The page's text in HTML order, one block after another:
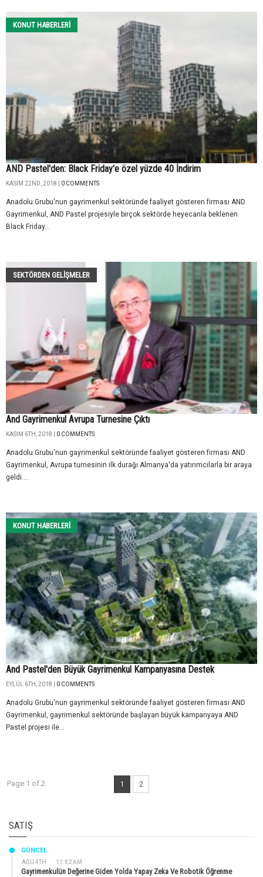
KONUT HABERLERI
AND Pastel'den: Black Friday'e özel yüzde 40 İndirim
KASIM 22ND, 2018 | 0 COMMENTS
Anadolu Grubu'nun gayrimenkul sektöründe faaliyet gösteren firması AND
Gayrimenkul, AND Pastel projesiyle birçok sektörde heyecanla beklenen
Black Friday...
SEKTÖRDEN GELIŞMELER
And Gayrimenkul Avrupa Turnesine Çıktı
KASIM 6TH, 2018 | 0 COMMENTS
Anadolu Grubu'nun gayrimenkul sektöründe faaliyet gösteren firması AND
Gayrimenkul, Avrupa turnesinin ilk durağı Almanya'da yatırımcılarla bir araya
geldi....
KONUT HABERLERI
And Pastel'den Büyük Gayrimenkul Kampanyasına Destek
EYLÜL 6TH, 2018 | 0 COMMENTS
Anadolu Grubu'nun gayrimenkul sektöründe faaliyet gösteren firması AND
Gayrimenkul, gayrimenkul sektöründe başlayan büyük kampanyaya AND
Pastel projesi ile...
Page 1 of 2 1 2
SATIŞ
AĞU 4TH 11:02 AM
GÜNCEL
Gayrimenkulün Değerine Giden Yolda Yapay Zeka Ve Robotik Öğrenme